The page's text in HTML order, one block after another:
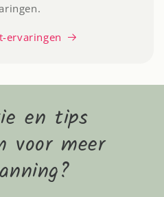
ervaringen
en tips
voor meer